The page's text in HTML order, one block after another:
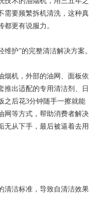
需要频繁拆机清洗，这种真
更有说服力。
护”的完整清洁解决方案。
机，外部的油网、面板依
推出适配的专用清洁剂、日
之后花3分钟随手一擦就能
网等方式，帮助消费者解决
无从下手，最后被逼着去用
洁标准，导致自清洁效果